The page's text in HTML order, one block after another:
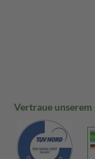
Vertraue unserem